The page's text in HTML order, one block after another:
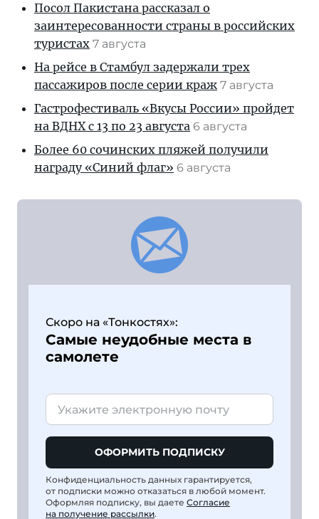
Посол Пакистана рассказал о
заинтересованности страны в российских
туристах 7 августа
На рейсе в Стамбул задержали трех
пассажиров после серии краж 7 августа
Гастрофестиваль «Вкусы России» пройдет
на ВДНХ с 13 по 23 августа 6 августа
Более 60 сочинских пляжей получили
награду «Синий флаг» 6 августа
Скоро на «Тонкостях»:
Самые неудобные места в
самолете
ОФОРМИТЬ ПОДПИСКУ
Конфиденциальность данных гарантируется,
от подписки можно отказаться в любой момент.
Оформляя подписку, вы даете Согласие
на получение рассылки.